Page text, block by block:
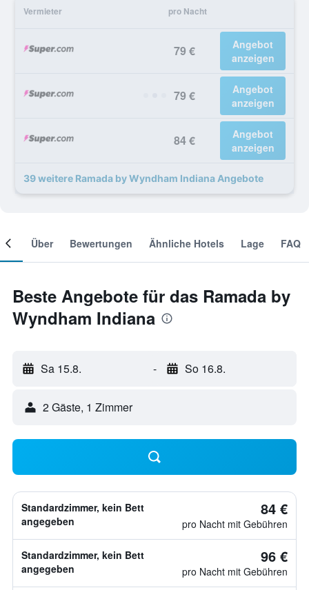
Vermieter pro Nacht
79 €
Angebot
anzeigen
79 €
Angebot
anzeigen
84 €
Angebot
anzeigen
39 weitere Ramada by Wyndham Indiana Angebote
Über Bewertungen Ähnliche Hotels Lage FAQ
Beste Angebote für das Ramada by
Wyndham Indiana
Sa 15.8. - So 16.8.
2 Gäste, 1 Zimmer
Standardzimmer, kein Bett
angegeben
84 €
pro Nacht mit Gebühren
Standardzimmer, kein Bett
angegeben
96 €
pro Nacht mit Gebühren